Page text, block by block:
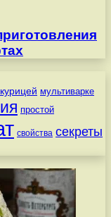
курицей мультиварке
простой
свойства секреты